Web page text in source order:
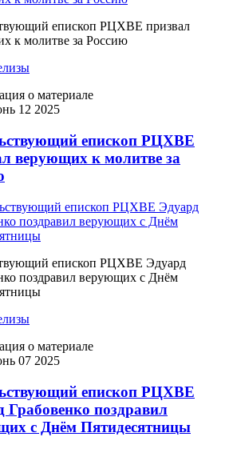
епископ РЦХВЕ призвал
к молитве за Россию
о материале
12 2025
епископ РЦХВЕ
верующих к молитве за
епископ РЦХВЕ Эдуард
поздравил верующих с Днём
о материале
07 2025
епископ РЦХВЕ
Грабовенко поздравил
с Днём Пятидесятницы